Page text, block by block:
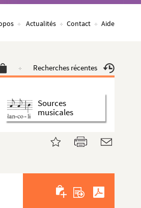
Actualités Contact Aide
Recherches récentes
Sources
musicales